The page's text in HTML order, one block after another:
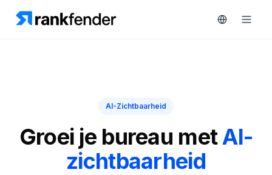
Oplossingen
AI-Zichtbaarheid
Groei je bureau metAI-
zichtbaarheid